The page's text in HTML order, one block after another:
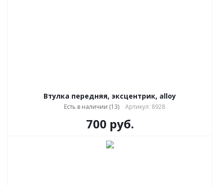
Втулка передняя, эксцентрик, alloy
Есть в наличии (13) Артикул: 8928
700 руб.